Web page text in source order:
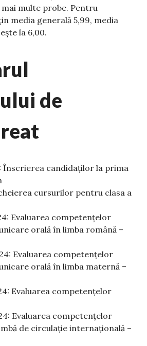
multe probe. Pentru
media generală 5,99, media
la 6,00.
de
Înscrierea candidaților la prima
cursurilor pentru clasa a
Evaluarea competențelor
orală în limba română –
Evaluarea competențelor
orală în limba maternă –
Evaluarea competențelor
Evaluarea competențelor
de circulație internațională –